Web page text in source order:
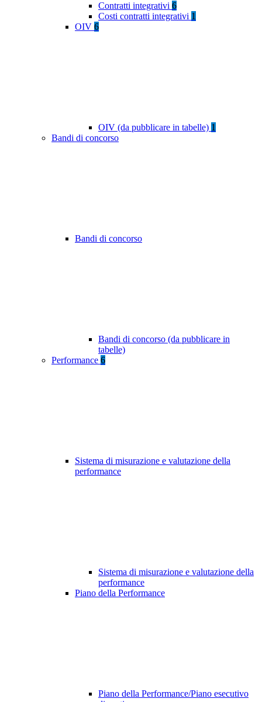
Contratti integrativi 6
Costi contratti integrativi 1
OIV 6
OIV (da pubblicare in tabelle) 1
Bandi di concorso
Bandi di concorso
Bandi di concorso (da pubblicare in
tabelle)
Performance 6
Sistema di misurazione e valutazione della
performance
Sistema di misurazione e valutazione della
performance
Piano della Performance
Piano della Performance/Piano esecutivo